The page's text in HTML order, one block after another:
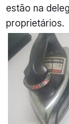
estão na
proprietários.